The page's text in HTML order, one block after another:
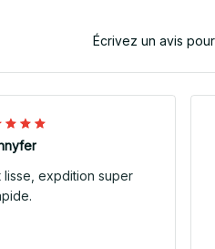
Écrivez un avis
expdition super